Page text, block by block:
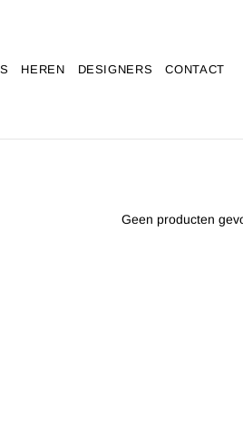
HEREN DESIGNERS CONTACT
Geen producten